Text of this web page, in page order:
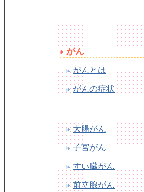
がん
がんとは
がんの症状
大腸がん
子宮がん
すい臓がん
前立腺がん